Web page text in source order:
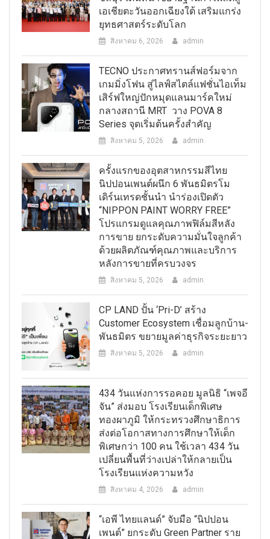
เอเชียตะวันออกเฉียงใต้ เสริมแกร่ง
ยุทธศาสตร์ระดับโลก
สิงหาคม 6, 2026 admin
TECNO ประกาศทรานส์ฟอร์มจาก
เกมมิ่งโฟน สู่ไลฟ์สไตล์แฟชั่นไอเท็ม
เสิร์ฟใหญ่ปักหมุดแลนมาร์คใหม่
กลางสถานี MRT วาง POVA 8
Series จุดเริ่มต้นครั้งสำคัญ
สิงหาคม 5, 2026 admin
ครั้งแรกของอุตสาหกรรมสีไทย
นิปปอนเพนต์ผนึก 6 พันธมิตรโม
เดิร์นเทรดชั้นนำ นำร่องเปิดตัว
“NIPPON PAINT WORRY FREE”
โปรแกรมดูแลคุณภาพฟิล์มสีหลัง
การขาย ยกระดับความมั่นใจลูกค้า
ด้วยผลิตภัณฑ์คุณภาพและบริการ
หลังการขายที่ครบวงจร
สิงหาคม 5, 2026 admin
CP LAND ปั้น ‘Pri-D’ สร้าง
Customer Ecosystem เชื่อมลูกบ้าน-
พันธมิตร ขยายมูลค่าธุรกิจระยะยาว
สิงหาคม 5, 2026 admin
434 วันแห่งการรอคอย มูลนิธิ “เพจอี
จัน” ส่งมอบ โรงเรียนเด็กพิเศษ
ทองผาภูมิ ให้กระทรวงศึกษาธิการ
ส่งต่อโอกาสทางการศึกษาให้เด็ก
พิเศษกว่า 100 คน ใช้เวลา 434 วัน
เปลี่ยนพื้นที่ว่างเปล่าให้กลายเป็น
โรงเรียนแห่งความหวัง
สิงหาคม 4, 2026 admin
“เอพี ไทยแลนด์” จับมือ “นิปปอน
เพนต์” ยกระดับ Green Partner ราย